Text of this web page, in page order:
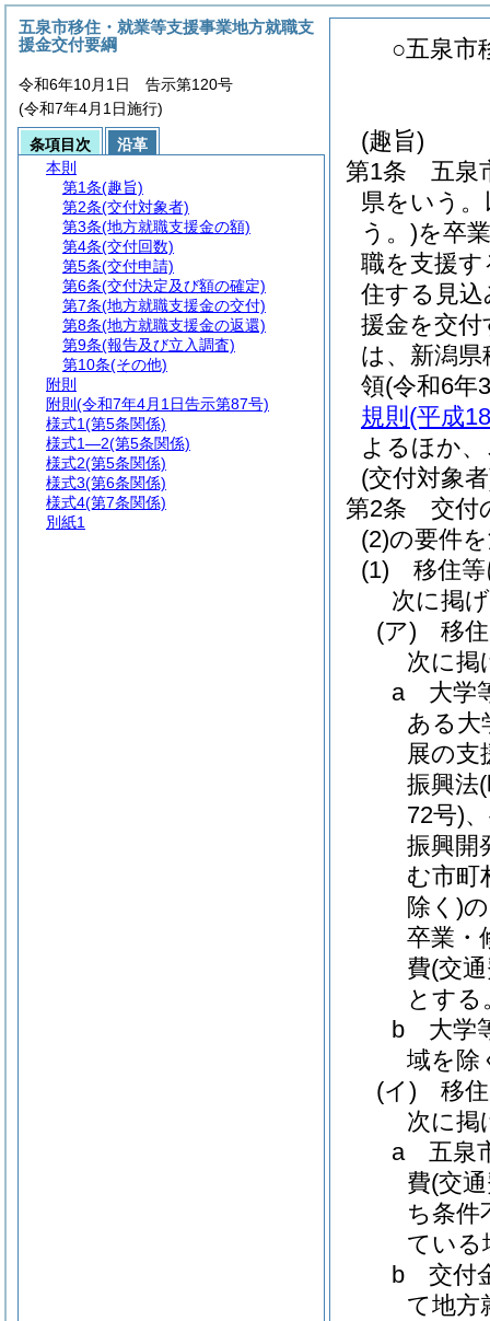
○五泉市
(趣旨)
第1条
五泉
県をいう
う。)を卒
職を支援
住する見
援金を交
は、新潟県
領(令和6年
規則 (平成
よるほか
(交付対象
第2条
交付
(2)の要件
(1)
移住
次に掲
(ア)
移
次に掲
a
大学
ある大
展の支
振興法
72号)
振興開
む市町
除く)
卒業・
費(交
とする
b
大学
域を除
(イ)
移
次に掲
a
五泉
費(交
ち条件
ている
b
交付
て地方
五泉市移住・就業等支援事業地方就職支
援金交付要綱
令和6年10月1日 告示第120号
(令和7年4月1日施行)
条項目次
沿革
本則
第1条(趣旨)
第2条(交付対象者)
第3条(地方就職支援金の額)
第4条(交付回数)
第5条(交付申請)
第6条(交付決定及び額の確定)
第7条(地方就職支援金の交付)
第8条(地方就職支援金の返還)
第9条(報告及び立入調査)
第10条(その他)
附則
附則 (令和7年4月1日告示第87号)
様式1(第5条関係)
様式1―2(第5条関係)
様式2(第5条関係)
様式3(第6条関係)
様式4(第7条関係)
別紙1